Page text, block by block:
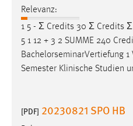
Relevanz:
1 5 - Ʃ Credits 30 Ʃ Credits Ʃ
5 1 12 + 3 2 SUMME 240
BachelorseminarVertiefung
Semester Klinische Studien
[PDF] 20230821 SPO HB
Zweck:
Conversion-Tracking
Cookie Laufzeit: